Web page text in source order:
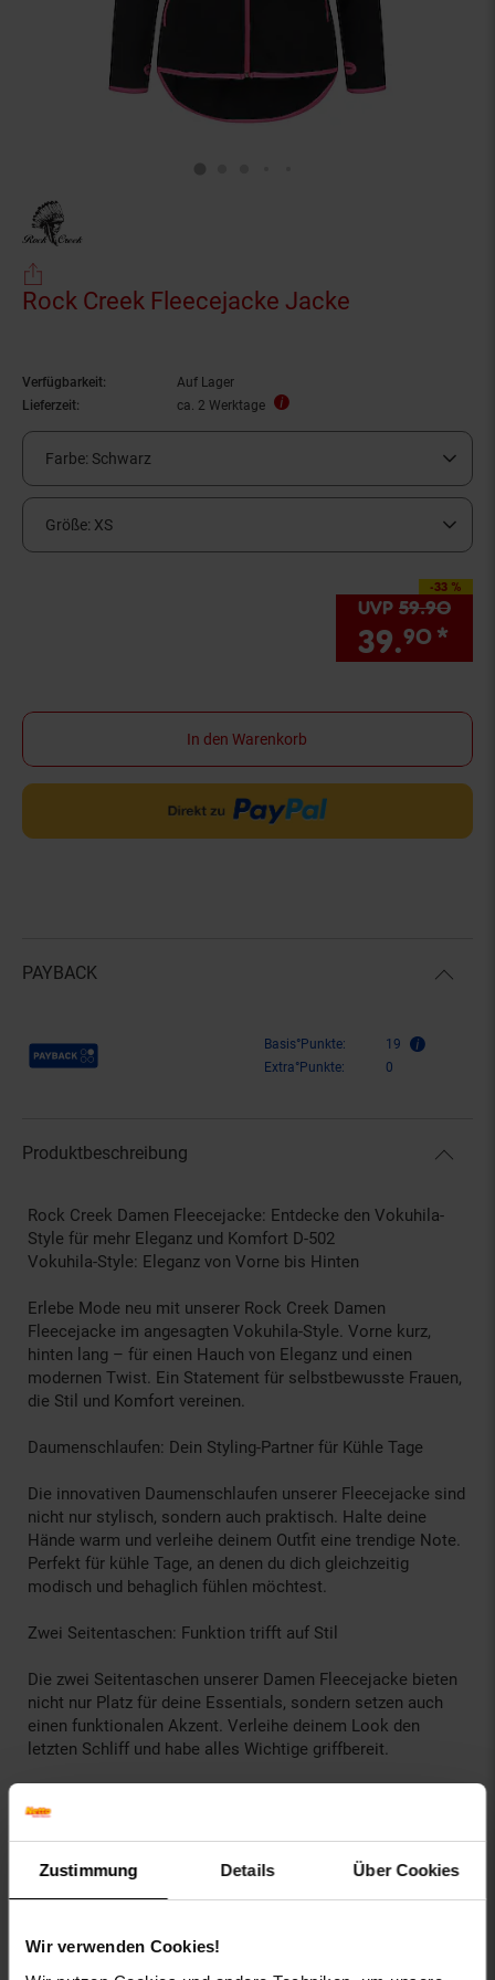
Zustimmung Details Über Cookies
Wir verwenden Cookies!
Rock Creek Fleecejacke Jacke
Verfügbarkeit:
Auf Lager
Lieferzeit:
ca. 2 Werktage
Farbe: Schwarz
Größe: XS
-33 %
Sie Sparen 33
UVP 59.90
39.90 *
In den Warenkorb
PAYBACK
Payback Punkte Basis°Punkte:
19
Extra°Punkte:
0
Produktbeschreibung
Rock Creek Damen Fleecejacke: Entdecke den Vokuhila-
Style für mehr Eleganz und Komfort D-502
Vokuhila-Style: Eleganz von Vorne bis Hinten
Erlebe Mode neu mit unserer Rock Creek Damen
Fleecejacke im angesagten Vokuhila-Style. Vorne kurz,
hinten lang – für einen Hauch von Eleganz und einen
modernen Twist. Ein Statement für selbstbewusste Frauen,
die Stil und Komfort vereinen.
Daumenschlaufen: Dein Styling-Partner für Kühle Tage
Die innovativen Daumenschlaufen unserer Fleecejacke sind
nicht nur stylisch, sondern auch praktisch. Halte deine
Hände warm und verleihe deinem Outfit eine trendige Note.
Perfekt für kühle Tage, an denen du dich gleichzeitig
modisch und behaglich fühlen möchtest.
Zwei Seitentaschen: Funktion trifft auf Stil
Die zwei Seitentaschen unserer Damen Fleecejacke bieten
nicht nur Platz für deine Essentials, sondern setzen auch
einen funktionalen Akzent. Verleihe deinem Look den
letzten Schliff und habe alles Wichtige griffbereit.
Material Oberstoff: 100% Polyester
Material Oberstoff Ärmel: 100% Polyester
Materialzusammensetzung: 100% Polyester
passform: Regular Fit
taschen: Seitentaschen